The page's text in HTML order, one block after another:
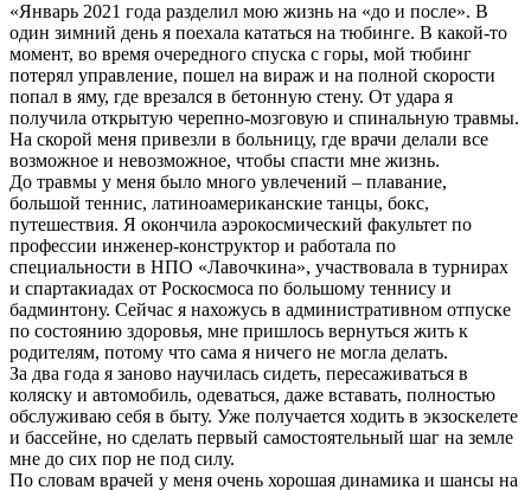
«Январь 2021 года разделил мою жизнь на «до и после». В
один зимний день я поехала кататься на тюбинге. В какой-то
момент, во время очередного спуска с горы, мой тюбинг
потерял управление, пошел на вираж и на полной скорости
попал в яму, где врезался в бетонную стену. От удара я
получила открытую черепно-мозговую и спинальную травмы.
На скорой меня привезли в больницу, где врачи делали все
возможное и невозможное, чтобы спасти мне жизнь.
До травмы у меня было много увлечений – плавание,
большой теннис, латиноамериканские танцы, бокс,
путешествия. Я окончила аэрокосмический факультет по
профессии инженер-конструктор и работала по
специальности в НПО «Лавочкина», участвовала в турнирах
и спартакиадах от Роскосмоса по большому теннису и
бадминтону. Сейчас я нахожусь в административном отпуске
по состоянию здоровья, мне пришлось вернуться жить к
родителям, потому что сама я ничего не могла делать.
За два года я заново научилась сидеть, пересаживаться в
коляску и автомобиль, одеваться, даже вставать, полностью
обслуживаю себя в быту. Уже получается ходить в экзоскелете
и бассейне, но сделать первый самостоятельный шаг на земле
мне до сих пор не под силу.
По словам врачей у меня очень хорошая динамика и шансы на